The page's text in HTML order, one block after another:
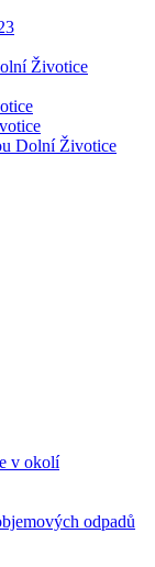
Životice
Dolní Životice
v okolí
odpadů